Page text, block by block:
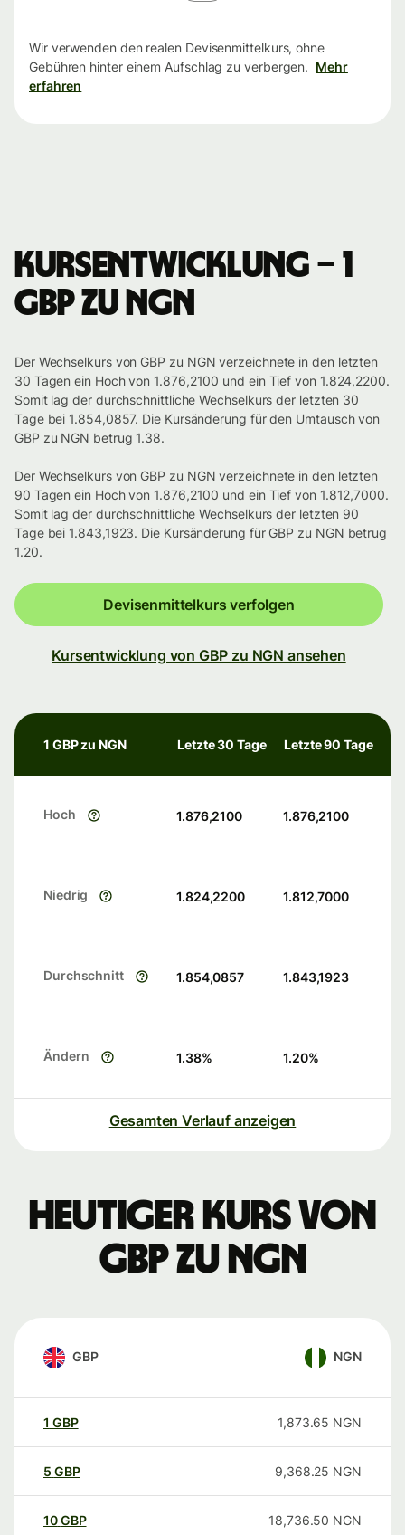
Wir verwenden den realen Devisenmittelkurs, ohne
Gebühren hinter einem Aufschlag zu verbergen. Mehr
erfahren
Kursentwicklung – 1
GBP zu NGN
Der Wechselkurs von GBP zu NGN verzeichnete in den letzten
30 Tagen ein Hoch von 1.876,2100 und ein Tief von 1.824,2200.
Somit lag der durchschnittliche Wechselkurs der letzten 30
Tage bei 1.854,0857. Die Kursänderung für den Umtausch von
GBP zu NGN betrug 1.38.
Der Wechselkurs von GBP zu NGN verzeichnete in den letzten
90 Tagen ein Hoch von 1.876,2100 und ein Tief von 1.812,7000.
Somit lag der durchschnittliche Wechselkurs der letzten 90
Tage bei 1.843,1923. Die Kursänderung für GBP zu NGN betrug
1.20.
Devisenmittelkurs verfolgen
Kursentwicklung von GBP zu NGN ansehen
1 GBP zu NGN Letzte 30 Tage Letzte 90 Tage
Hoch 1.876,2100 1.876,2100
Niedrig 1.824,2200 1.812,7000
Durchschnitt 1.854,0857 1.843,1923
Ändern 1.38% 1.20%
Gesamten Verlauf anzeigen
Heutiger Kurs von
GBP zu NGN
GBP NGN
1 GBP 1,873.65 NGN
5 GBP 9,368.25 NGN
10GBP 18,736.50 NGN